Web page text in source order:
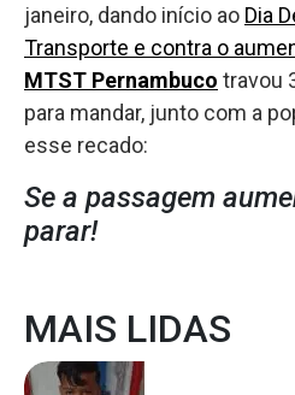
janeiro, dando início ao Dia
Transporte e contra o
MTST Pernambuco travou
para mandar, junto com a
esse recado:
Se a passagem
parar!
MAIS LIDAS